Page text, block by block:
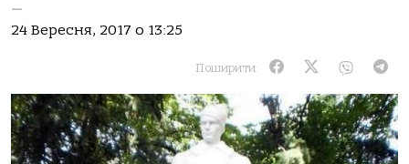
—
24 Вересня, 2017 о 13:25
Поширити: